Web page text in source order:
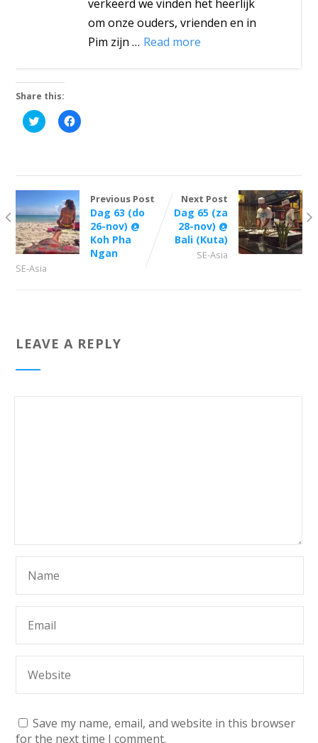
verkeerd we vinden het heerlijk
om onze ouders, vrienden en in
Pim zijn … Read more
Share this:
Click
to
in
window)
Click
to
in
window)Previous Post
Dag 63 (do
26-nov) @
Koh Pha
Ngan
SE-Asia
Next Post
Dag 65 (za
28-nov) @
Bali (Kuta)
SE-Asia
LEAVE A REPLY
Save my name, email, and website in this browser
for the next time I comment.